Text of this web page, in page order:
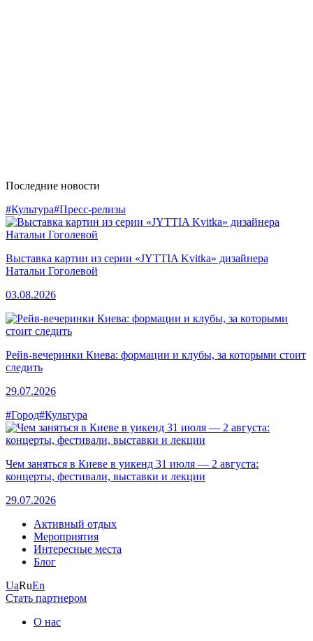
Последние новости
#Культура#Пресс-релизы
Выставка картин из серии «JYTTIA Kvitka» дизайнера
Натальи Гоголевой
03.08.2026
Рейв-вечеринки Киева: формации и клубы, за которыми стоит
следить
29.07.2026
#Город#Культура
Чем заняться в Киеве в уикенд 31 июля — 2 августа:
концерты, фестивали, выставки и лекции
29.07.2026
Активный отдых
Мероприятия
Интересные места
Блог
UaRuEn
Стать партнером
О нас